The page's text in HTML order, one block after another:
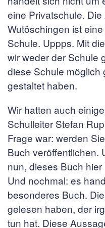
eine Privatschule.
Wutöschingen ist
Schule. Uppps. Mit
wir weder der Schule
diese Schule möglich
gestaltet haben.
Wir hatten auch
Schulleiter Stefan
Frage war: werden
Buch veröffentlichen.
nun, dieses Buch
Und nochmal: es
besonderes Buch.
gelesen haben, der
tun hat. Diese